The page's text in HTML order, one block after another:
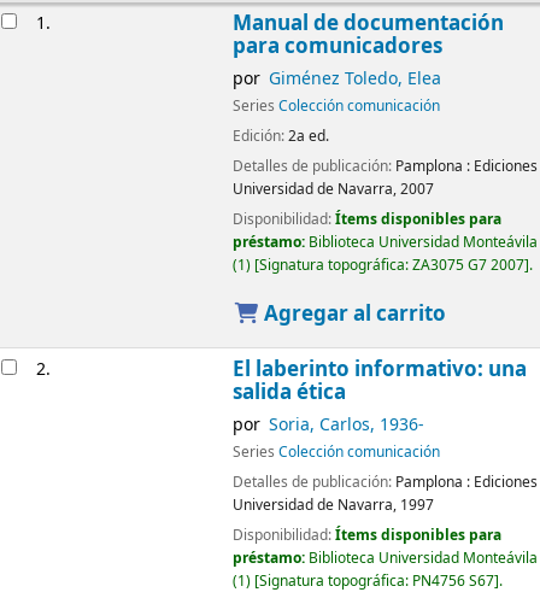
1. Manual de documentación
para comunicadores
por Giménez Toledo, Elea
Series Colección comunicación
Edición:2a ed.
Detalles de publicación: Pamplona : Ediciones
Universidad de Navarra,2007
Disponibilidad:Ítems disponibles para
préstamo: Biblioteca Universidad Monteávila
(1) Signatura topográfica:ZA3075 G7 2007 .
Agregar al carrito
2. El laberinto informativo: una
salida ética
por Soria, Carlos, 1936-
Series Colección comunicación
Detalles de publicación: Pamplona : Ediciones
Universidad de Navarra, 1997
Disponibilidad:Ítems disponibles para
préstamo: Biblioteca Universidad Monteávila
(1) Signatura topográfica: PN4756 S67 .